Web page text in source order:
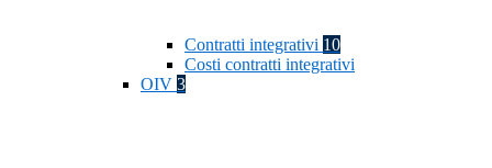
Contratti integrativi 10
Costi contratti integrativi
OIV 3